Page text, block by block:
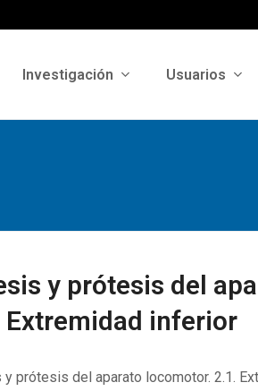
Investigación Usuarios
y prótesis del
Extremidad inferior
prótesis del aparato locomotor. 2.1.